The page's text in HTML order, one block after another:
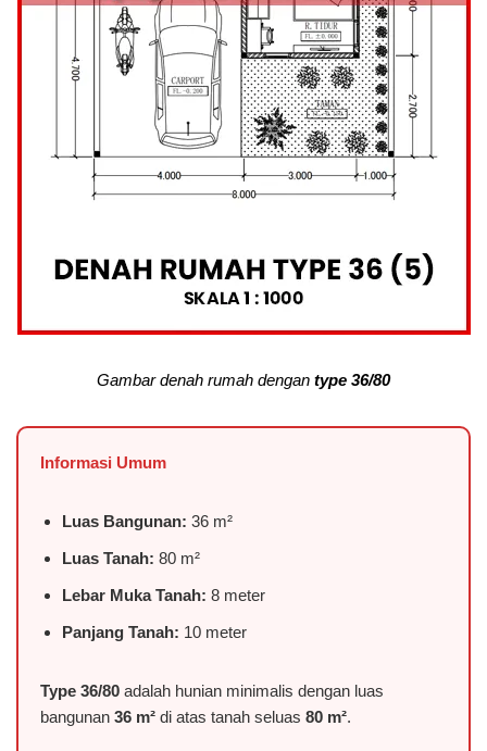
Gambar denah rumah dengan type 36/80
Informasi Umum
Luas Bangunan: 36 m²
Luas Tanah: 80 m²
Lebar Muka Tanah: 8 meter
Panjang Tanah: 10 meter
Type 36/80 adalah hunian minimalis dengan luas
bangunan 36 m² di atas tanah seluas 80 m².